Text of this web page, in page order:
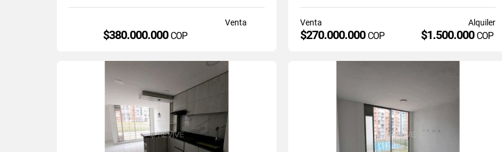
Venta
$380.000.000 COP
Venta
$270.000.000 COP
Alquiler
$1.500.000 COP